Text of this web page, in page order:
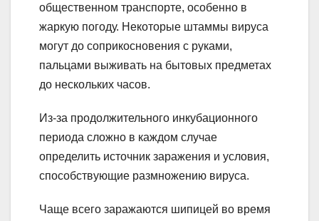
общественном транспорте, особенно в
жаркую погоду. Некоторые штаммы вируса
могут до соприкосновения с руками,
пальцами выживать на бытовых предметах
до нескольких часов.
Из-за продолжительного инкубационного
периода сложно в каждом случае
определить источник заражения и условия,
способствующие размножению вируса.
Чаще всего заражаются шипицей во время